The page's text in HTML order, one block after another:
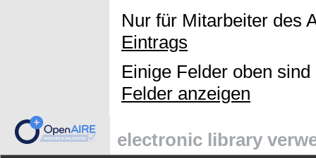
Nur für Mitarbeiter des
Eintrags
Einige Felder oben
Felder anzeigen
electronic library